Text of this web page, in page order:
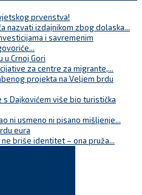
prvenstva!
nazvati izdajnikom zbog dolaska...
i savremenim
u Crnoj Gori
za centre za migrante,...
projekta na Veljem brdu
Dajkovićem više bio turistička
ni usmeno ni pisano mišljenje...
eura
ne briše identitet – ona pruža...